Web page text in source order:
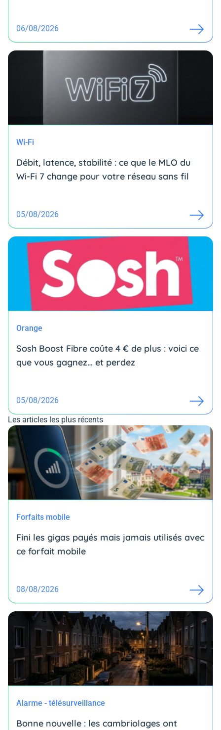
06/08/2026
Wi-Fi
Débit, latence, stabilité : ce que le MLO du
Wi-Fi 7 change pour votre réseau sans fil
05/08/2026
Orange
Sosh Boost Fibre coûte 4 € de plus : voici ce
que vous gagnez… et perdez
05/08/2026
Les articles les plus récents
Forfaits mobile
Fini les gigas payés mais jamais utilisés avec
ce forfait mobile
08/08/2026
Alarme - télésurveillance
Bonne nouvelle : les cambriolages ont